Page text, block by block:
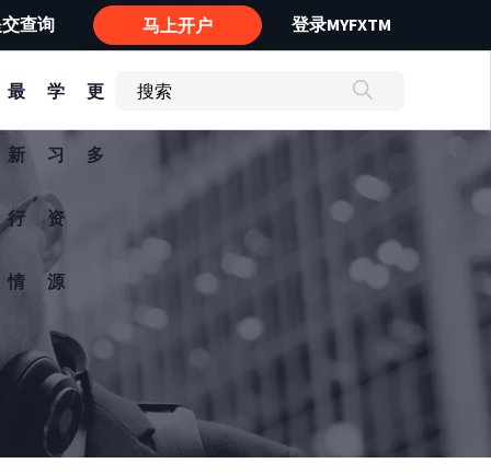
查询 马上开户 登录MYFXTM
最
新
行
情
学
习
资
源
更
多